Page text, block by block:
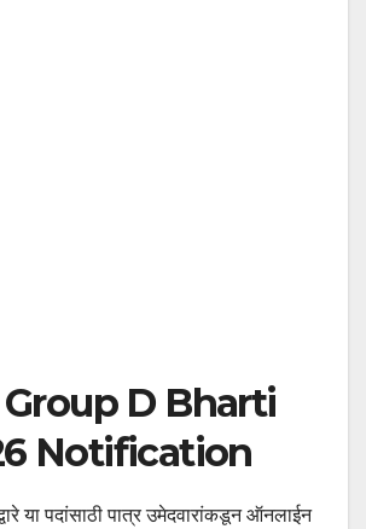
Group D Bharti
Notification
या पदांसाठी पात्र उमेदवारांकडून ऑनलाईन